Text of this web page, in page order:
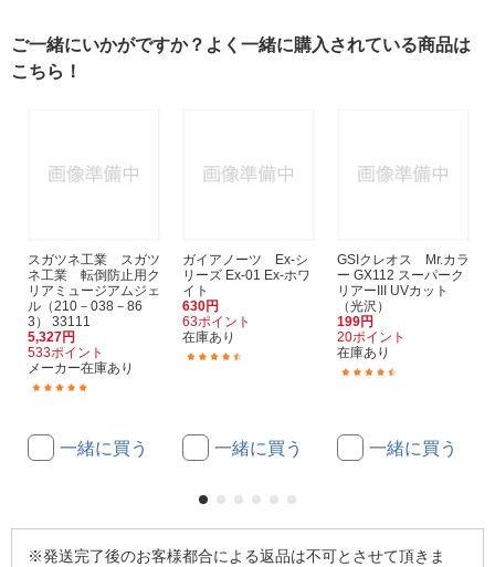
ご一緒にいかがですか？よく一緒に購入されている商品は
こちら！
スガツネ工業 スガツ
ネ工業 転倒防止用ク
リアミュージアムジェ
ル（210－038－86
3） 33111
5,327円
533ポイント
メーカー在庫あり
一緒に買う
ガイアノーツ Ex-シ
リーズ Ex-01 Ex-ホワ
イト
630円
63ポイント
在庫あり
一緒に買う
GSIクレオス Mr.カラ
ー GX112 スーパーク
リアーIII UVカット
（光沢）
199円
20ポイント
在庫あり
一緒に買う
※発送完了後のお客様都合による返品は不可とさせて頂きま